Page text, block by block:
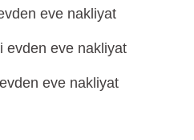
eve nakliyat
evden eve nakliyat
eve nakliyat